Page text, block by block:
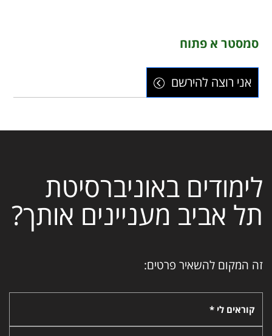
סמסטר א פתוח
אני רוצה להירשם
לימודים באוניברסיטת
תל אביב מעניינים אותך?
זה המקום להשאיר פרטים:
קוראים לי *